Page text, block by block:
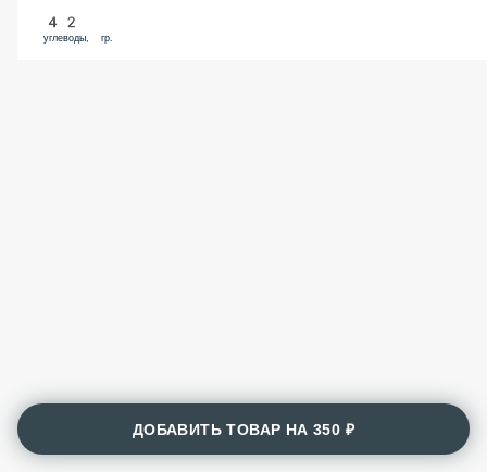
42
углеводы, гр.
ДОБАВИТЬ ТОВАР НА350 ₽